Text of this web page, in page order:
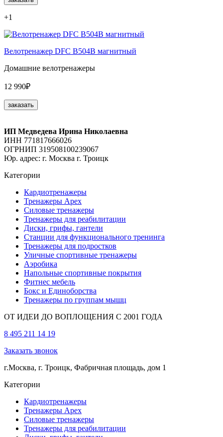
+1
Велотренажер DFC B504B магнитный
Домашние велотренажеры
12 990₽
заказать
ИП Медведева Ирина Николаевна
ИНН 771817666026
ОГРНИП 319508100239067
Юр. адрес: г. Москва г. Троицк
Категории
Кардиотренажеры
Тренажеры Apex
Силовые тренажеры
Тренажеры для реабилитации
Диски, грифы, гантели
Станции для функционального тренинга
Тренажеры для подростков
Уличные спортивные тренажеры
Аэробика
Напольные спортивные покрытия
Фитнес мебель
Бокс и Единоборства
Тренажеры по группам мышц
ОТ ИДЕИ ДО ВОПЛОЩЕНИЯ С 2001 ГОДА
8 495 211 14 19
Заказать звонок
г.Москва, г. Троицк, Фабричная площадь, дом 1
Категории
Кардиотренажеры
Тренажеры Apex
Силовые тренажеры
Тренажеры для реабилитации